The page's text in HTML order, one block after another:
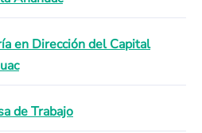
en Dirección del Capital
de Trabajo